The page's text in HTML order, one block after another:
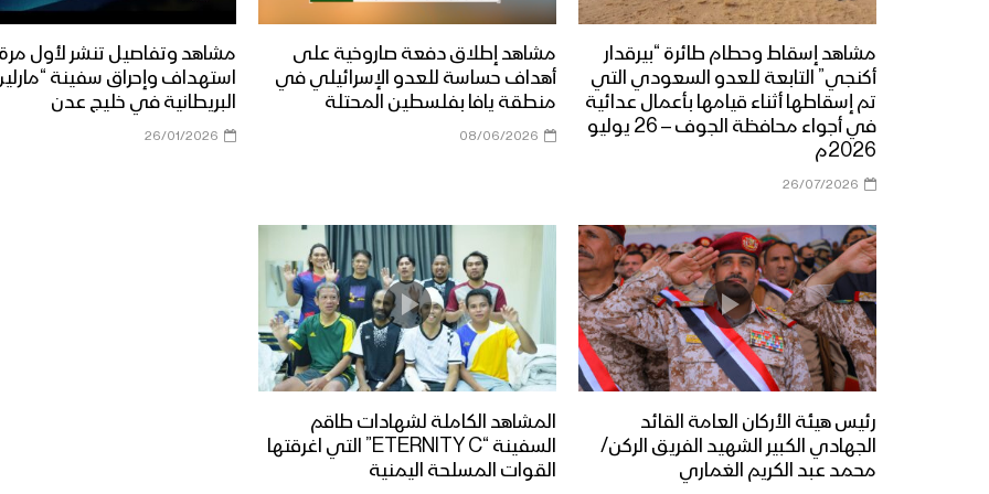
مشاهد إسقاط وحطام طائرة “بيرقدار
أكنجي” التابعة للعدو السعودي التي
تم إسقاطها أثناء قيامها بأعمال عدائية
في أجواء محافظة الجوف – 26 يوليو
2026م
26/07/2026
مشاهد إطلاق دفعة صاروخية على
أهداف حساسة للعدو الإسرائيلي في
منطقة يافا بفلسطين المحتلة
08/06/2026
مشاهد وتفاصيل تنشر لأول
استهداف وإحراق سفينة
البريطانية في خليج عدن
26/01/2026
رئيس هيئة الأركان العامة القائد
الجهادي الكبير الشهيد الفريق الركن/
محمد عبد الكريم الغماري
المشاهد الكاملة لشهادات طاقم
السفينة “ETERNITY C” التي اغرقتها
القوات المسلحة اليمنية